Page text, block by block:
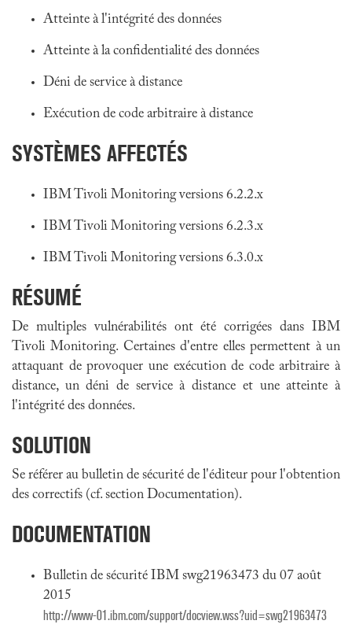
Atteinte à l'intégrité des données
Atteinte à la confidentialité des données
Déni de service à distance
Exécution de code arbitraire à distance
SYSTÈMES AFFECTÉS
IBM Tivoli Monitoring versions 6.2.2.x
IBM Tivoli Monitoring versions 6.2.3.x
IBM Tivoli Monitoring versions 6.3.0.x
RÉSUMÉ
De multiples vulnérabilités ont été corrigées dans IBM
Tivoli Monitoring. Certaines d'entre elles permettent à un
attaquant de provoquer une exécution de code arbitraire à
distance, un déni de service à distance et une atteinte à
l'intégrité des données.
SOLUTION
Se référer au bulletin de sécurité de l'éditeur pour l'obtention
des correctifs (cf. section Documentation).
DOCUMENTATION
Bulletin de sécurité IBM swg21963473 du 07 août
2015
http://www-01.ibm.com/support/docview.wss?uid=swg21963473